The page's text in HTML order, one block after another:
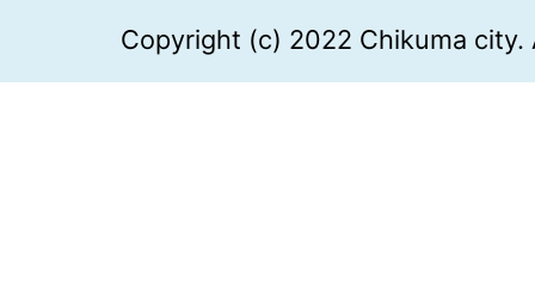
Copyright (c) 2022 Chikuma city.